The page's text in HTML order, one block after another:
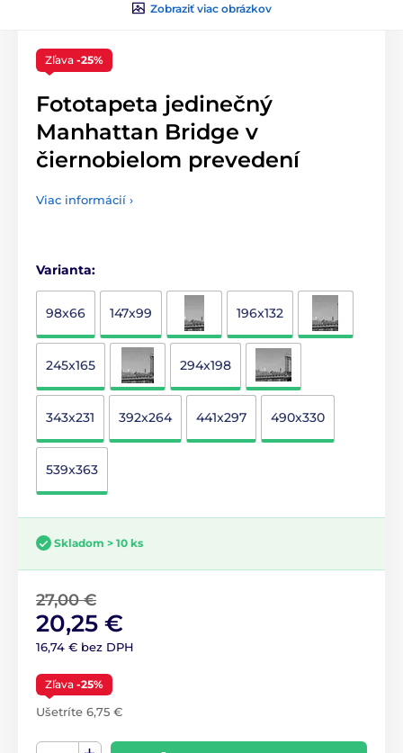
Zobraziť viac obrázkov
Zľava -25%
Fototapeta jedinečný
Manhattan Bridge v
čiernobielom prevedení
Viac informácií ›
Varianta:
98x66 147x99 196x132
245x165 294x198
343x231 392x264 441x297 490x330
539x363
Skladom > 10 ks
27,00 €
20,25 €
16,74 € bez DPH
Zľava -25%
Ušetríte 6,75 €